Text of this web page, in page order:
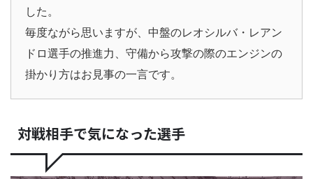
した。
毎度ながら思いますが、中盤のレオシルバ・レアン
ドロ選手の推進力、守備から攻撃の際のエンジンの
掛かり方はお見事の一言です。
対戦相手で気になった選手